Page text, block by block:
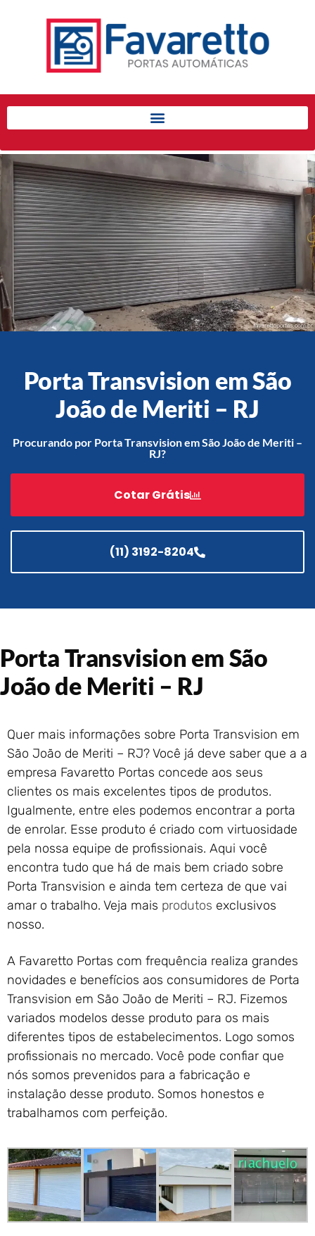
Início
Produtos
Porta de Enrolar Automática
Automatizadores
Acessórios Para Portas de
Enrolar
Pintura eletrostática
Portfólio
Contato
Acessórios
Automatização
Portão de Garagem de
Enrolar em Teresópolis – RJ
Aldeia – RJ
Portão de Garagem de
Enrolar em São João de
Enrolar em Rio das Ostras –
RJ
Portão de Garagem de
Enrolar em Petrópolis – RJ
Portão de Garagem de
Enrolar em Paraty – RJ
Portão de Garagem de
Enrolar em Nova Iguaçu – RJ
Portão de Garagem de
Enrolar em Nova Friburgo –
RJ
Porta Transvision em São
João de Meriti – RJ
Procurando por Porta Transvision em São João de Meriti –
RJ?
Cotar Grátis
(11) 3192-8204
Porta Transvision em São
João de Meriti – RJ
Quer mais informações sobre Porta Transvision em
São João de Meriti – RJ? Você já deve saber que a a
empresa Favaretto Portas concede aos seus
clientes os mais excelentes tipos de produtos.
Igualmente, entre eles podemos encontrar a porta
de enrolar. Esse produto é criado com virtuosidade
pela nossa equipe de profissionais. Aqui você
encontra tudo que há de mais bem criado sobre
Porta Transvision e ainda tem certeza de que vai
amar o trabalho. Veja mais produtos exclusivos
nosso.
A Favaretto Portas com frequência realiza grandes
novidades e benefícios aos consumidores de Porta
Transvision em São João de Meriti – RJ. Fizemos
variados modelos desse produto para os mais
diferentes tipos de estabelecimentos. Logo somos
profissionais no mercado. Você pode confiar que
nós somos prevenidos para a fabricação e
instalação desse produto. Somos honestos e
trabalhamos com perfeição.